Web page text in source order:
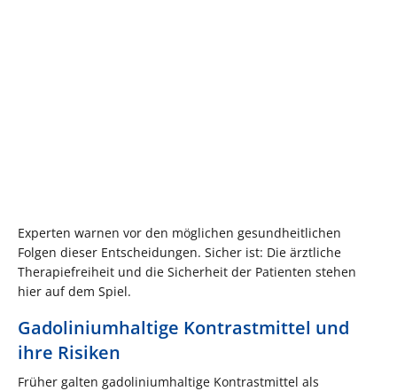
Experten warnen vor den möglichen gesundheitlichen
Folgen dieser Entscheidungen. Sicher ist: Die ärztliche
Therapiefreiheit und die Sicherheit der Patienten stehen
hier auf dem Spiel.
Gadoliniumhaltige Kontrastmittel und
ihre Risiken
Früher galten gadoliniumhaltige Kontrastmittel als